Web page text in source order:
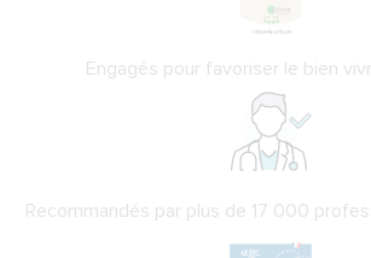
Engagés pour favoriser le bien
Recommandés par plus de 17 000